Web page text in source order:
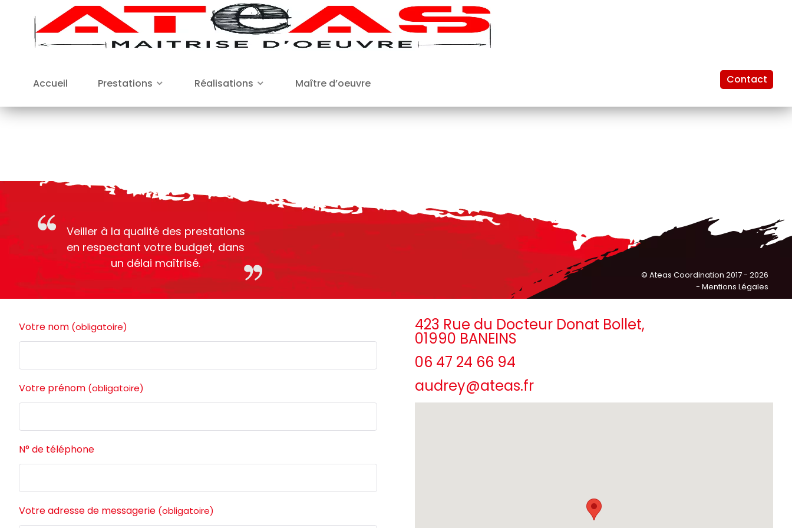
Accueil Prestations Réalisations Maître d’oeuvre Contact
Veiller à la qualité des prestations
en respectant votre budget, dans
un délai maîtrisé.
© Ateas Coordination 2017 - 2026
- Mentions Légales
Votre nom (obligatoire)
Votre prénom (obligatoire)
N° de téléphone
Votre adresse de messagerie (obligatoire)
423 Rue du Docteur Donat Bollet,
01990 BANEINS
06 47 24 66 94
audrey@ateas.fr